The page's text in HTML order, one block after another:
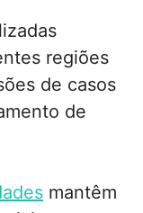
regiões
de casos
de
mantêm